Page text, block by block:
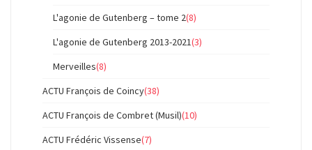
L'agonie de Gutenberg – tome 2(8)
L'agonie de Gutenberg 2013-2021(3)
Merveilles(8)
ACTU François de Coincy(38)
ACTU François de Combret (Musil)(10)
ACTU Frédéric Vissense(7)